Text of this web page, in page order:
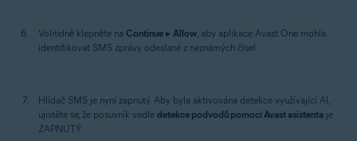
Volitelně klepněte na Continue ▸ Allow, aby aplikace Avast One mohla
identifikovat SMS zprávy odeslané z neznámých čísel.
Hlídač SMS je nyní zapnutý. Aby byla aktivována detekce využívající AI,
ujistěte se, že posuvník vedle detekce podvodů pomocí Avast asistenta je
ZAPNUTÝ.